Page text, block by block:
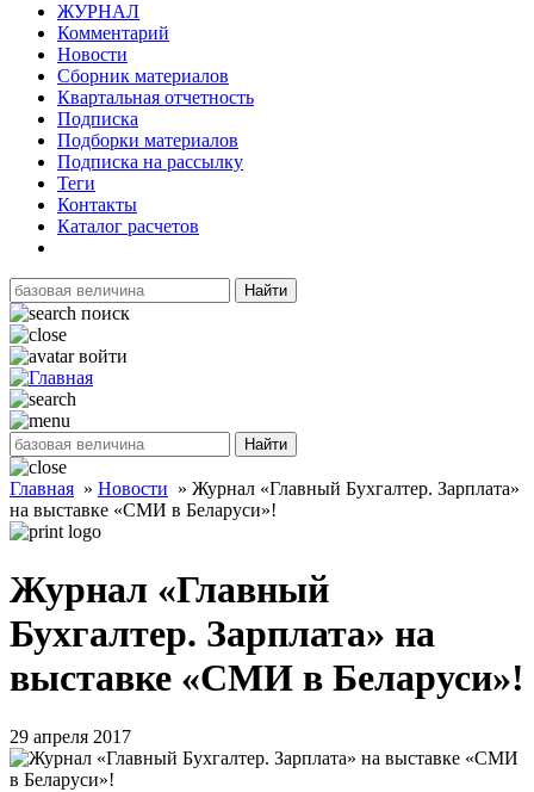
ЖУРНАЛ
Комментарий
Новости
Сборник материалов
Квартальная отчетность
Подписка
Подборки материалов
Подписка на рассылку
Теги
Контакты
Каталог расчетов
Найти
поиск
войти
Найти
Главная » Новости » Журнал «Главный Бухгалтер. Зарплата»
на выставке «СМИ в Беларуси»!
Журнал «Главный
Бухгалтер. Зарплата» на
выставке «СМИ в Беларуси»!
29 апреля 2017